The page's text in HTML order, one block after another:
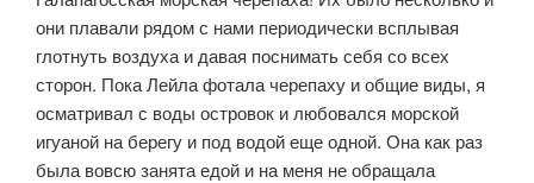
они плавали рядом с нами периодически всплывая
глотнуть воздуха и давая поснимать себя со всех
сторон. Пока Лейла фотала черепаху и общие виды, я
осматривал с воды островок и любовался морской
игуаной на берегу и под водой еще одной. Она как раз
была вовсю занята едой и на меня не обращала